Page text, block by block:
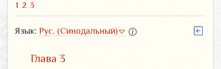
1 2 3
Язык: Рус. (Синодальный)
Глава 3